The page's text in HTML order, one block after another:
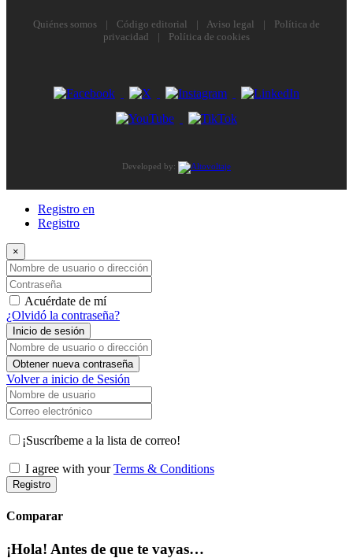
Quiénes somos | Código editorial | Aviso legal |
Política de
privacidad
| Política de cookies
Developed by:
Registro en
Registro
×
Nombre de usuario o dirección de correo electrónico
Contraseña
Acuérdate de mí
¿Olvidó la contraseña?
Inicio de sesión
Nombre de usuario o dirección de correo electrónico
Obtener nueva contraseña
Volver a inicio de Sesión
Nombre de usuario
Correo electrónico
¡Suscríbeme a la lista de correo!
I agree with yourTerms & Conditions
Registro
Comparar
¡Hola! Antes de que te vayas…